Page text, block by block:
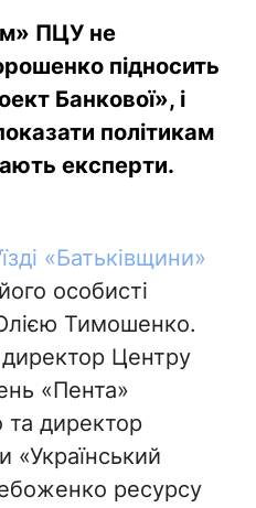
ПЦУ не
підносить
Банкової», і
політикам
експерти.
«Батьківщини»
особисті
Тимошенко.
директор Центру
«Пента»
директор
«Український
ресурсу